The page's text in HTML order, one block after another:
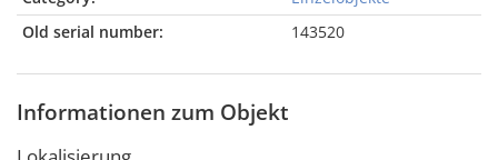
Old serial number:
143520
Informationen zum Objekt